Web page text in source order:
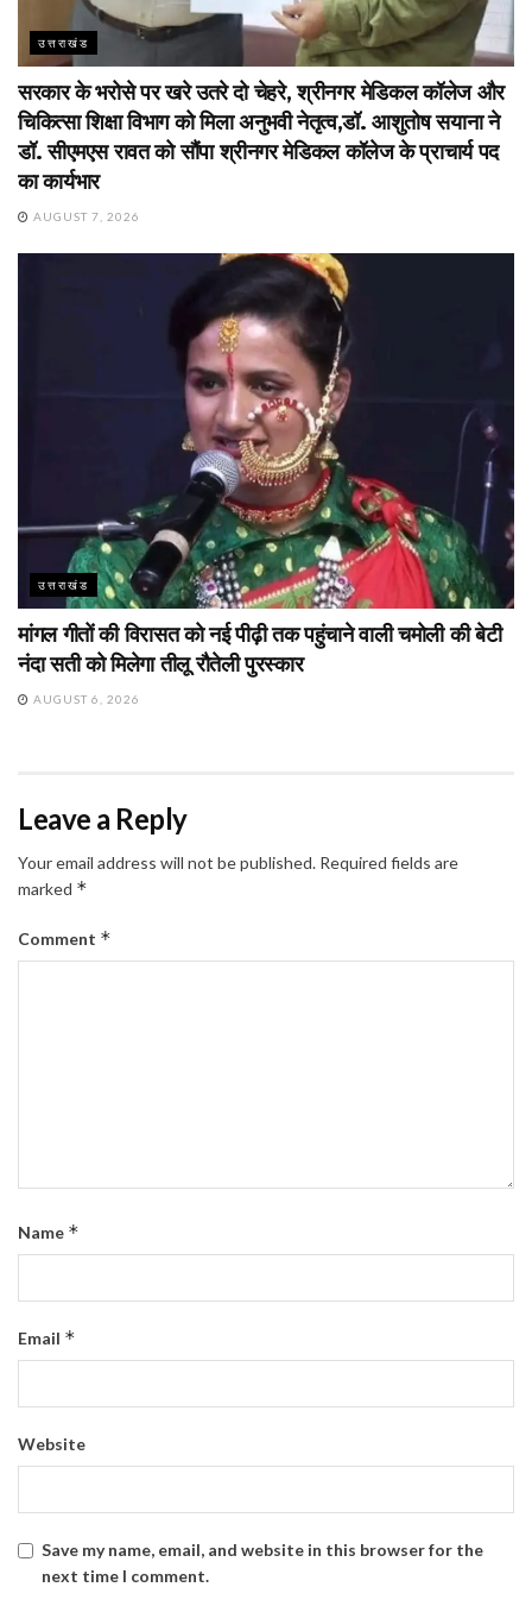
उत्तराखंड
सरकार के भरोसे पर खरे उतरे दो चेहरे, श्रीनगर मेडिकल कॉलेज और
चिकित्सा शिक्षा विभाग को मिला अनुभवी नेतृत्व,डॉ. आशुतोष सयाना ने
डॉ. सीएमएस रावत को सौंपा श्रीनगर मेडिकल कॉलेज के प्राचार्य पद
का कार्यभार
AUGUST 7, 2026
उत्तराखंड
मांगल गीतों की विरासत को नई पीढ़ी तक पहुंचाने वाली चमोली की बेटी
नंदा सती को मिलेगा तीलू रौतेली पुरस्कार
AUGUST 6, 2026
Leave a Reply
Your email address will not be published. Required fields are
marked *
Comment *
Name *
Email *
Website
Save my name, email, and website in this browser for the
next time I comment.